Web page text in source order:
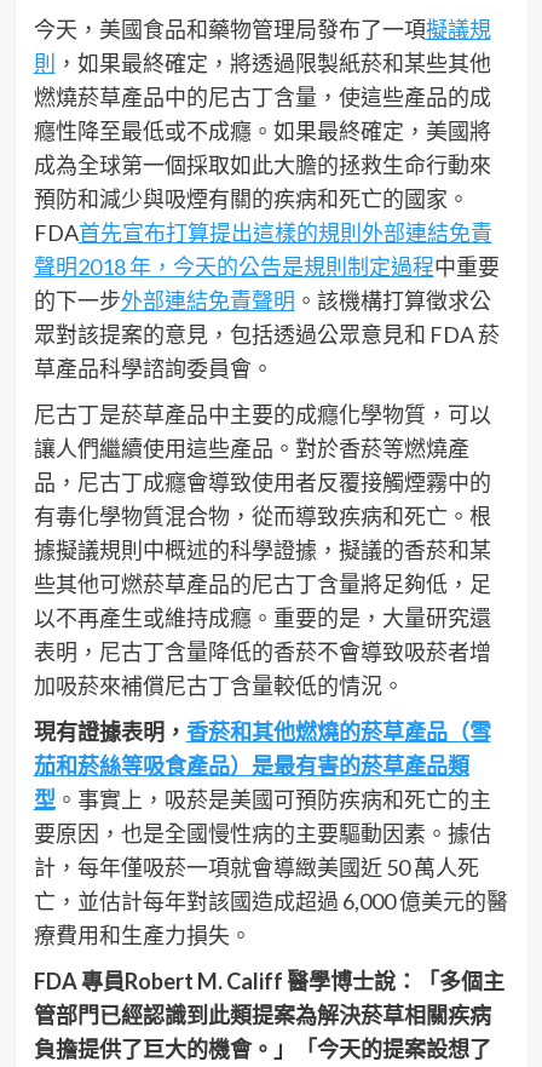
今天，美國食品和藥物管理局發布了一項擬議規
則 ，如果最終確定，將透過限製紙菸和某些其他
燃燒菸草產品中的尼古丁含量，使這些產品的成
癮性降至最低或不成癮。如果最終確定，美國將
成為全球第一個採取如此大膽的拯救生命行動來
預防和減少與吸煙有關的疾病和死亡的國家。
FDA首先宣布打算提出這樣的規則外部連結免責
聲明2018 年，今天的公告是規則制定過程中重要
的下一步外部連結免責聲明 。該機構打算徵求公
眾對該提案的意見，包括透過公眾意見和 FDA 菸
草產品科學諮詢委員會。
尼古丁是菸草產品中主要的成癮化學物質，可以
讓人們繼續使用這些產品。對於香菸等燃燒產
品，尼古丁成癮會導致使用者反覆接觸煙霧中的
有毒化學物質混合物，從而導致疾病和死亡。根
據擬議規則中概述的科學證據，擬議的香菸和某
些其他可燃菸草產品的尼古丁含量將足夠低，足
以不再產生或維持成癮。重要的是，大量研究還
表明，尼古丁含量降低的香菸不會導致吸菸者增
加吸菸來補償尼古丁含量較低的情況。
現有證據表明， 香菸和其他燃燒的菸草產品（雪
茄和菸絲等吸食產品）是最有害的菸草產品類
型 。事實上，吸菸是美國可預防疾病和死亡的主
要原因，也是全國慢性病的主要驅動因素。據估
計，每年僅吸菸一項就會導緻美國近 50 萬人死
亡，並估計每年對該國造成超過 6,000 億美元的醫
療費用和生產力損失。
FDA 專員Robert M. Califf 醫學博士說：「多個主
管部門已經認識到此類提案為解決菸草相關疾病
負擔提供了巨大的機會。」「今天的提案設想了